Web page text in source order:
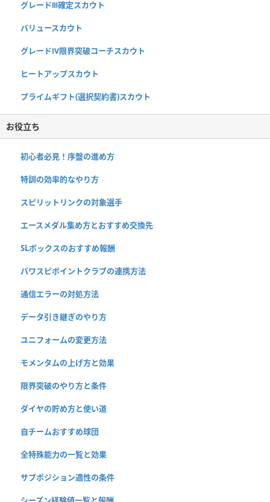
グレードⅢ確定スカウト
バリュースカウト
グレードⅣ限界突破コーチスカウト
ヒートアップスカウト
プライムギフト(選択契約書)スカウト
お役立ち
初心者必見！序盤の進め方
特訓の効率的なやり方
スピリットリンクの対象選手
エースメダル集め方とおすすめ交換先
SLボックスのおすすめ報酬
パワスピポイントクラブの連携方法
通信エラーの対処方法
データ引き継ぎのやり方
ユニフォームの変更方法
モメンタムの上げ方と効果
限界突破のやり方と条件
ダイヤの貯め方と使い道
自チームおすすめ球団
全特殊能力の一覧と効果
サブポジション適性の条件